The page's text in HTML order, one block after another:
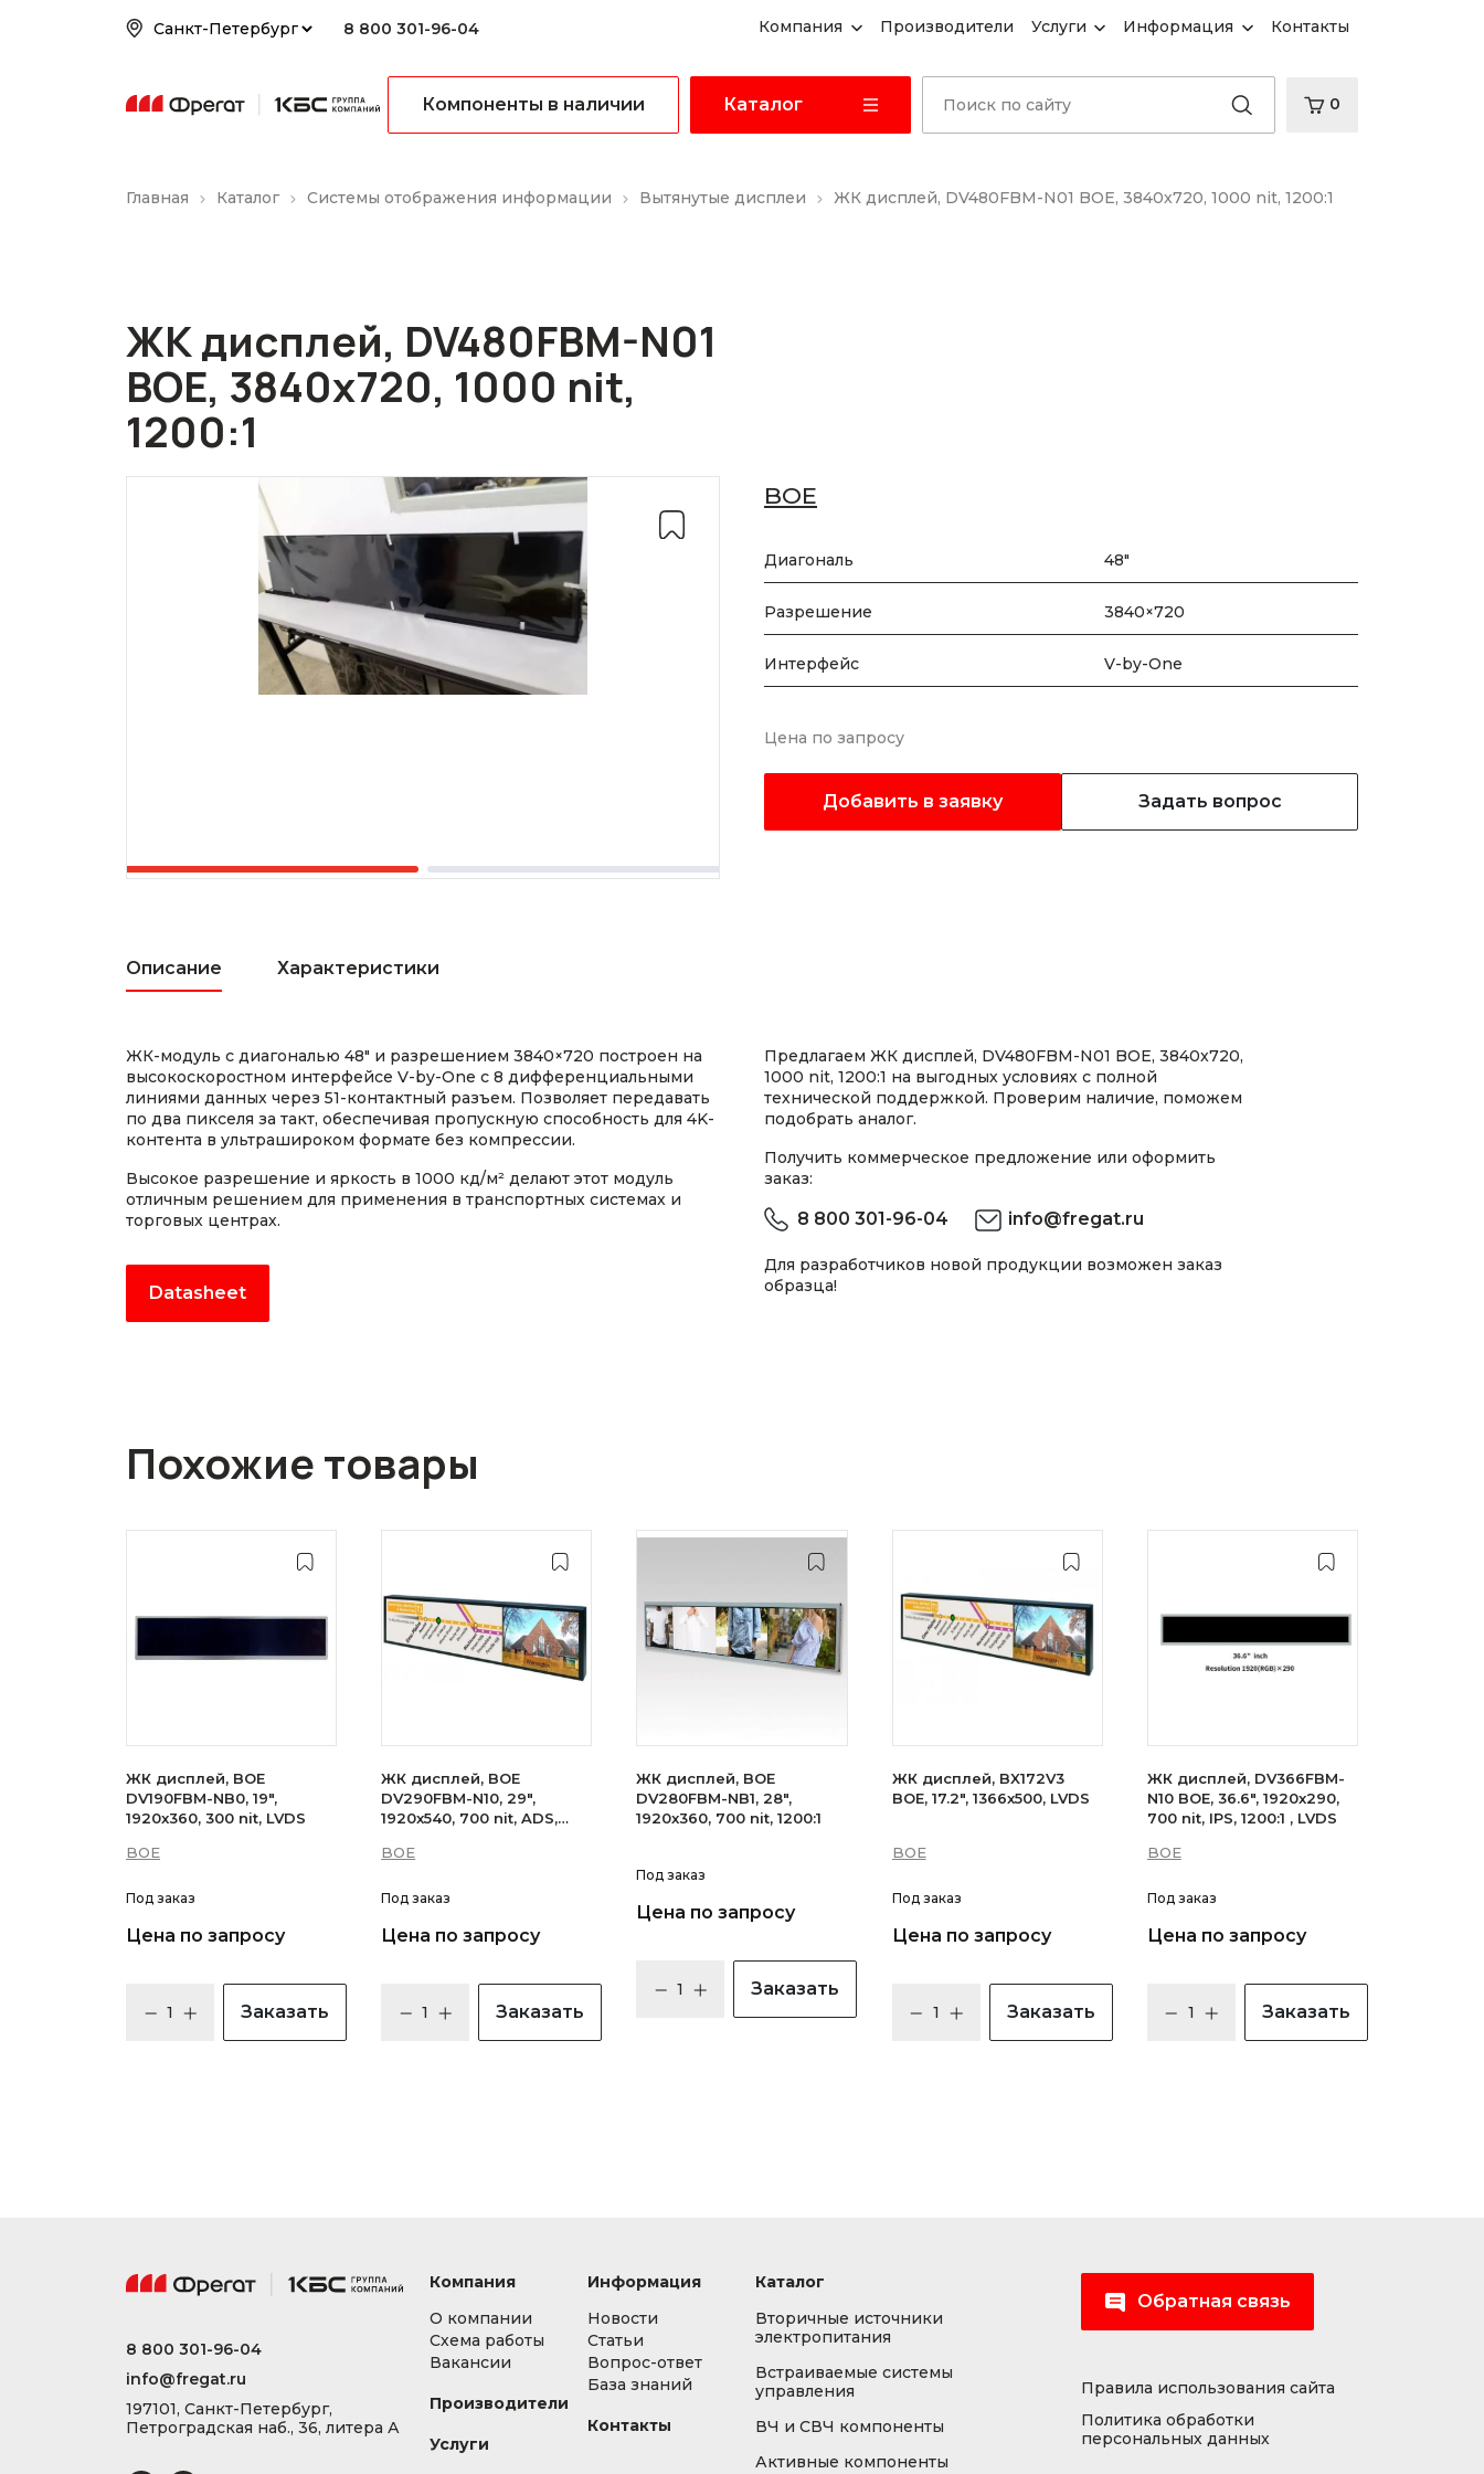
8 800 301-96-04 Компания Производители Услуги Информация Контакты
Компоненты в наличии Каталог 0
Главная Каталог Системы отображения информации Вытянутые дисплеи ЖК дисплей, DV480FBM-N01 BOE, 3840x720, 1000 nit, 1200:1
ЖК дисплей, DV480FBM-N01
BOE, 3840x720, 1000 nit,
1200:1
BOE
Диагональ 48"
Разрешение 3840×720
Интерфейс V-by-One
Цена по запросу
Добавить в заявку Задать вопрос
Описание Характеристики
ЖК-модуль с диагональю 48" и разрешением 3840×720 построен на
высокоскоростном интерфейсе V-by-One с 8 дифференциальными
линиями данных через 51-контактный разъем. Позволяет передавать
по два пикселя за такт, обеспечивая пропускную способность для 4K-
контента в ультрашироком формате без компрессии.
Высокое разрешение и яркость в 1000 кд/м² делают этот модуль
отличным решением для применения в транспортных системах и
торговых центрах.
Datasheet
Предлагаем ЖК дисплей, DV480FBM-N01 BOE, 3840x720,
1000 nit, 1200:1 на выгодных условиях с полной
технической поддержкой. Проверим наличие, поможем
подобрать аналог.
Получить коммерческое предложение или оформить
заказ:
8 800 301-96-04 info@fregat.ru
Для разработчиков новой продукции возможен заказ
образца!
Похожие товары
ЖК дисплей, BOE
DV190FBM-NB0, 19",
1920x360, 300 nit, LVDS
BOE
Под заказ
Цена по запросу
Заказать
ЖК дисплей, BOE
DV290FBM-N10, 29",
1920x540, 700 nit, ADS,
BOE
Под заказ
Цена по запросу
Заказать
ЖК дисплей, BOE
DV280FBM-NB1, 28",
1920x360, 700 nit, 1200:1
Под заказ
Цена по запросу
Заказать
ЖК дисплей, BX172V3
BOE, 17.2", 1366x500, LVDS
BOE
Под заказ
Цена по запросу
Заказать
ЖК дисплей, DV366FBM-
N10 BOE, 36.6", 1920x290,
700 nit, IPS, 1200:1 , LVDS
BOE
Под заказ
Цена по запросу
Заказать
8 800 301-96-04
info@fregat.ru
197101, Санкт-Петербург,
Петроградская наб., 36, литера А
Компания
О компании
Схема работы
Вакансии
Производители
Услуги
Информация
Новости
Статьи
Вопрос-ответ
База знаний
Контакты
Каталог
Вторичные источники
электропитания
Встраиваемые системы
управления
ВЧ и СВЧ компоненты
Активные компоненты
Обратная связь
Правила использования сайта
Политика обработки
персональных данных